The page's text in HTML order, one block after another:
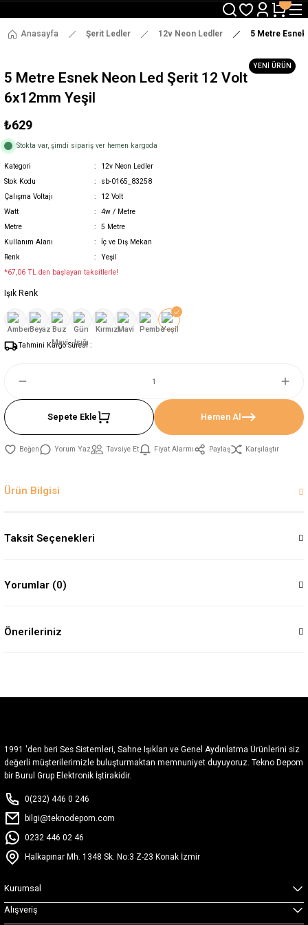
3000 TL ve Üzeri Alışverişlerde Ücretsiz Kargo !
12:00' a Kadar Verilen Siparişlerde Aynı Gün Gönderim !
3000 TL ve Üzeri Alışverişlerde Ücretsiz Kargo !
Anasayfa Şerit Ledler 12v Neon Ledler 5 Metre
YENİ ÜRÜN
5 Metre Esnek Neon Led Şerit 12 Volt
6x12mm Yeşil
₺629
Stokta var, şimdi sipariş ver hemen kargoda
Kategori
12v Neon Ledler
Stok Kodu
sb-0165_83258
Çalışma Voltajı
12 Volt
Watt
4w / Metre
Metre
5 Metre
Kullanım Alanı
İç ve Dış Mekan
Renk
Yeşil
*67,06 TL den başlayan taksitlerle!
Işık Renk
Tahmini Kargo Süresi :
Sepete Ekle Hemen Al
Yorum Yaz Tavsiye Et Fiyat Alarmı Paylaş Karşılaştır
Ürün Bilgisi
Taksit Seçenekleri
Yorumlar (0)
Önerileriniz
1991 'den beri Ses Sistemleri, Sahne Işıkları ve Genel Aydınlatma Ürünlerini siz
değerli müşterilerimizle buluşturmaktan memnuniyet duyuyoruz. Tekno Depom
bir Burul Grup Elektronik İştirakidir.
0(232) 446 0 246
bilgi@teknodepom.com
0232 446 02 46
Halkapınar Mh. 1348 Sk. No:3 Z-23 Konak İzmir
Kurumsal
Alışveriş